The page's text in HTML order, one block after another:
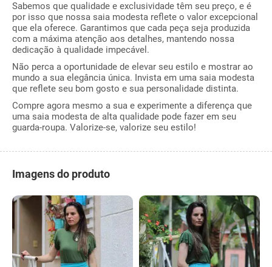
Sabemos que qualidade e exclusividade têm seu preço, e é
por isso que nossa saia modesta reflete o valor excepcional
que ela oferece. Garantimos que cada peça seja produzida
com a máxima atenção aos detalhes, mantendo nossa
dedicação à qualidade impecável.
Não perca a oportunidade de elevar seu estilo e mostrar ao
mundo a sua elegância única. Invista em uma saia modesta
que reflete seu bom gosto e sua personalidade distinta.
Compre agora mesmo a sua e experimente a diferença que
uma saia modesta de alta qualidade pode fazer em seu
guarda-roupa. Valorize-se, valorize seu estilo!
Imagens do produto